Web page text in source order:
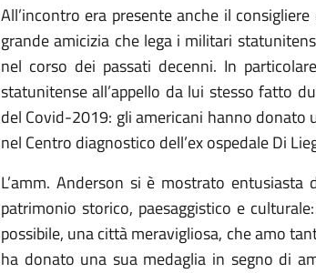
All’incontro era presente anche il
grande amicizia che lega i militari
nel corso dei passati decenni. In
statunitense all’appello da lui stesso fatto
del Covid-2019: gli americani hanno
nel Centro diagnostico dell’ex ospedale Di
L’amm. Anderson si è mostrato
patrimonio storico, paesaggistico e
possibile, una città meravigliosa, che amo
ha donato una sua medaglia in segno di